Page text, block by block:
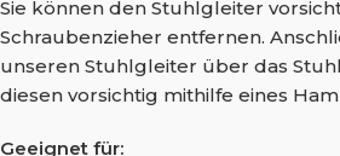
Sie können den Stuhlgleiter
Schraubenzieher entfernen.
unseren Stuhlgleiter über das
diesen vorsichtig mithilfe eines
Geeignet für: